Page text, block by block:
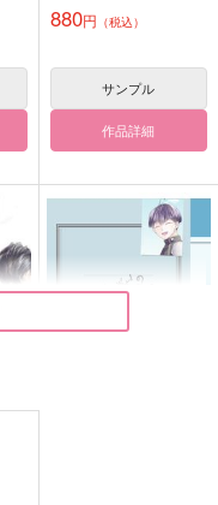
880円 （税込）
サンプル
作品詳細